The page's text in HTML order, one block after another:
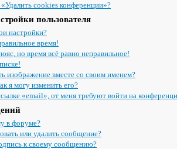
cookies конференции»?
пользователя
настройки?
время!
но время всё равно неправильное!
изображение вместе со своим именем?
я могу изменить его?
«email», от меня требуют войти на
в форуме?
или удалить сообщение?
к своему сообщению?